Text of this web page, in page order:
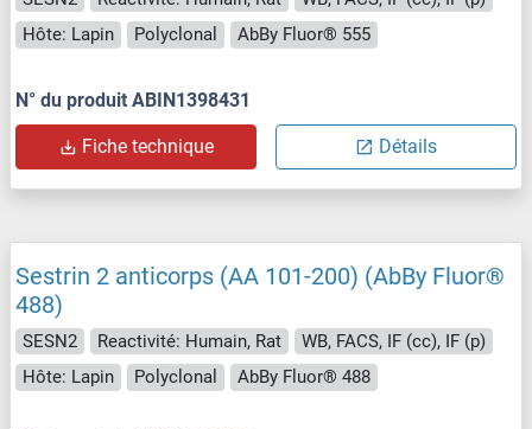
Hôte: Lapin
Polyclonal AbBy Fluor® 555
N° du produit ABIN1398431
Fiche technique Détails
Sestrin 2 anticorps (AA 101-200) (AbBy Fluor®
488)
SESN2 Reactivité: Humain, Rat
WB, FACS, IF (cc), IF (p)
Hôte: Lapin
Polyclonal AbBy Fluor® 488